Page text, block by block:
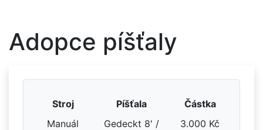
Adopce píšťaly
Stroj Píšťala
Částka
Manuál
Gedeckt 8' /
3.000 Kč